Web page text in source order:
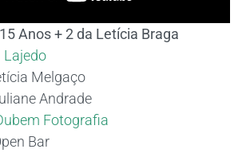
Anos + 2 da Letícia Braga
Lajedo
Melgaço
Andrade
Fotografia
Bar